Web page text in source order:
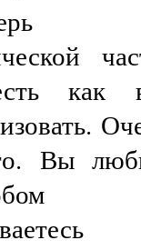
как
Вы